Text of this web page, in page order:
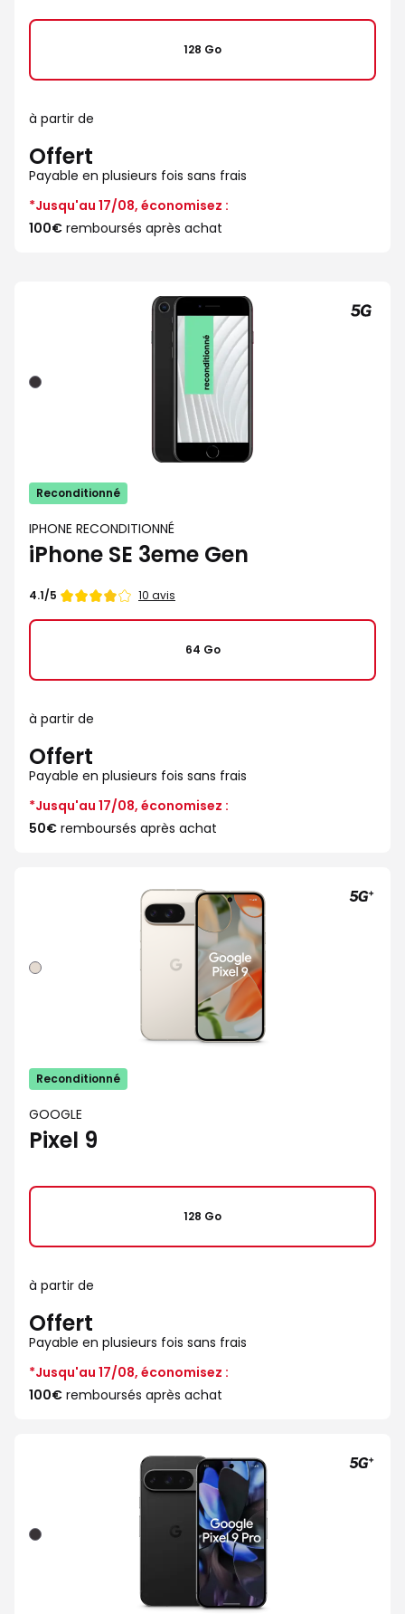
128 Go
à partir de
Offert
Payable en plusieurs fois sans frais
*Jusqu'au 17/08, économisez :
100€ remboursés après achat
Noir
Reconditionné
IPHONE RECONDITIONNÉ
iPhone SE 3eme Gen
Note
4.1/5 10 avis
64 Go
à partir de
Offert
Payable en plusieurs fois sans frais
*Jusqu'au 17/08, économisez :
50€ remboursés après achat
Porcelaine
Reconditionné
GOOGLE
Pixel 9
128 Go
à partir de
Offert
Payable en plusieurs fois sans frais
*Jusqu'au 17/08, économisez :
100€ remboursés après achat
Noir